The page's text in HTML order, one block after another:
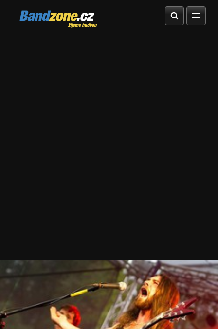
Bandzone.cz
žijeme hudbou